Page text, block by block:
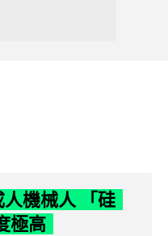
機械人 「硅
極高